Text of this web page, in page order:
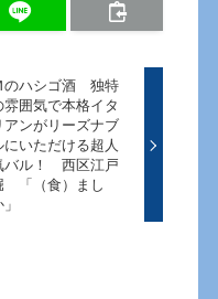
のハシゴ酒 独特
雰囲気で本格イタ
アンがリーズナブ
にいただける超人
バル！ 西区江戸
「（食）まし
」